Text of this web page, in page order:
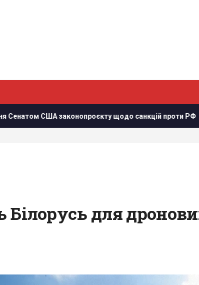
щодо санкцій проти РФ Росія
Білорусь для